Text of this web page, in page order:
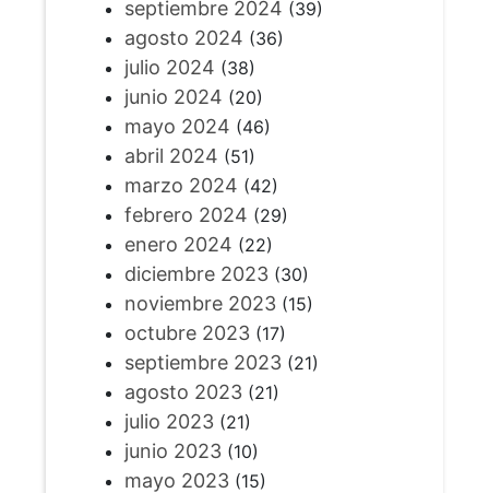
septiembre 2024 (39)
agosto 2024 (36)
julio 2024 (38)
junio 2024 (20)
mayo 2024 (46)
abril 2024 (51)
marzo 2024 (42)
febrero 2024 (29)
enero 2024 (22)
diciembre 2023(30)
noviembre 2023(15)
octubre 2023(17)
septiembre 2023(21)
agosto 2023(21)
julio 2023(21)
junio 2023(10)
mayo 2023(15)